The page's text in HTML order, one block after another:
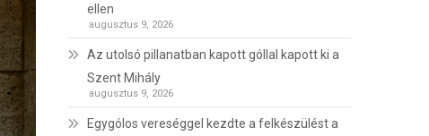
ellen
augusztus 9, 2026
Az utolsó pillanatban kapott góllal kapott ki a
Szent Mihály
augusztus 9, 2026
Egygólos vereséggel kezdte a felkészülést a